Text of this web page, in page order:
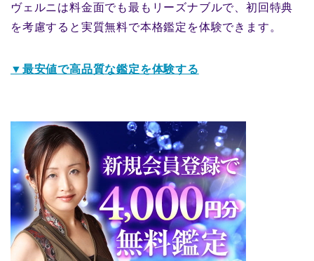
ヴェルニは料金面でも最もリーズナブルで、初回特典
を考慮すると実質無料で本格鑑定を体験できます。
▼最安値で高品質な鑑定を体験する